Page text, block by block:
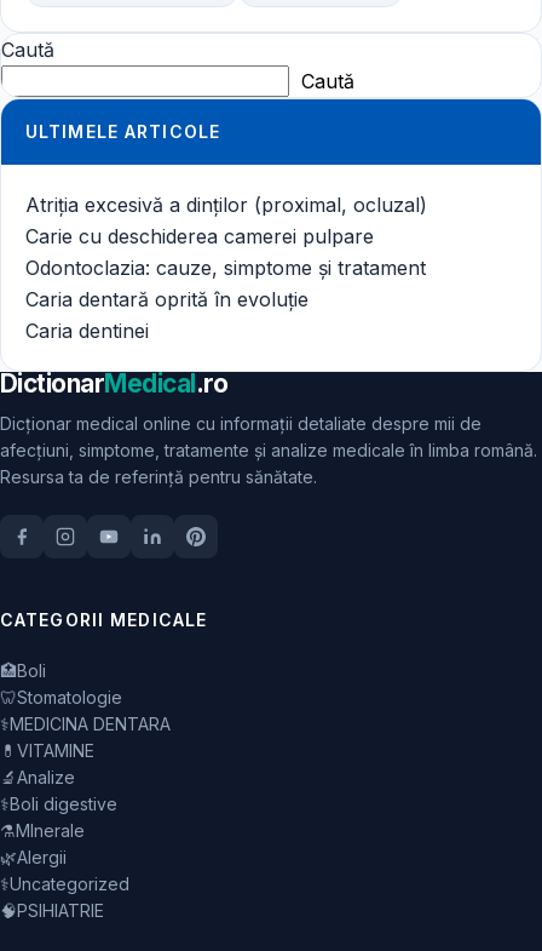
Caută
Caută
ULTIMELE ARTICOLE
Atriția excesivă a dinților (proximal, ocluzal)
Carie cu deschiderea camerei pulpare
Odontoclazia: cauze, simptome și tratament
Caria dentară oprită în evoluție
Caria dentinei
DictionarMedical.ro
Dicționar medical online cu informații detaliate despre mii de
afecțiuni, simptome, tratamente și analize medicale în limba română.
Resursa ta de referință pentru sănătate.
CATEGORII MEDICALE
🏥Boli
🦷Stomatologie
⚕️MEDICINA DENTARA
💊 VITAMINE
🔬Analize
⚕️Boli digestive
⚗️MInerale
🌿Alergii
⚕️Uncategorized
🧠PSIHIATRIE